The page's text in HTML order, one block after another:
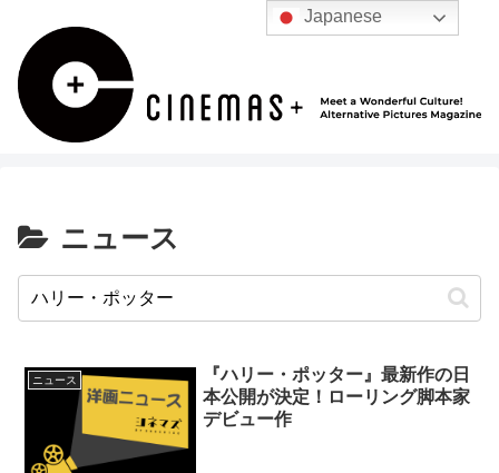
ニュース
ニュース
『ハリー・ポッター』最新作の日
本公開が決定！ローリング脚本家
デビュー作
Japanese